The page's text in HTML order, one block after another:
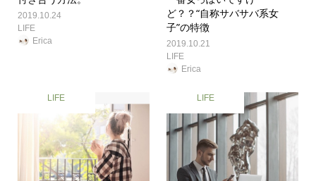
2019.10.24
LIFE
Erica
ど？？“自称サバサバ系女
子”の特徴
2019.10.21
LIFE
Erica
LIFE LIFE